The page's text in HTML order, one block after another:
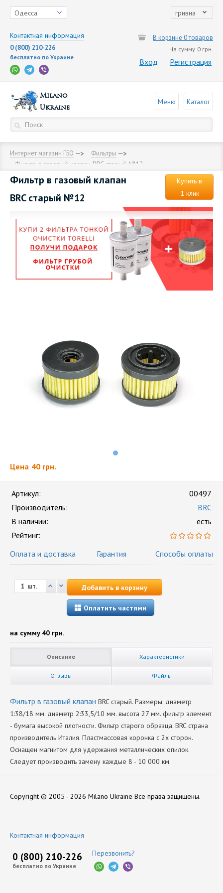
Одесса гривна
Контактная информация
0 (800) 210-226
бесплатно по Украине
В корзине 0 товаров
На сумму 0 грн.
Вход Регистрация
Milano
Ukraine
Меню Каталог
Интернет магазин ГБО Фильтры
Фильтр в газовый клапан BRC старый №12
Фильтр в газовый клапан
BRC старый №12
Купить в
1 клик
Цена 40 грн.
Артикул:
00497
Производитель:
BRC
В наличии:
есть
Рейтинг:
Оплата и доставка
Гарантия Способы оплаты
шт. Добавить в корзину
Оплатить частями
на сумму 40 грн.
Описание Характеристики
Отзывы Файлы
Фильтр в газовый клапан BRC старый. Размеры: диаметр
1:38/18 мм. диаметр 2:33,5/10 мм. высота 27 мм. фильтр элемент
- бумага высокой плотности. Фильтр старого образца. BRC страна
производитель Италия. Пластмассовая коронка с 2х сторон.
Оснащен магнитом для удержания металлических опилок.
Следует производить замену каждые 8 - 10 000 км.
Copyright © 2005 - 2026 Milano Ukraine Все права защищены.
Контактная информация
0 (800) 210-226
бесплатно по Украине
Перезвонить?